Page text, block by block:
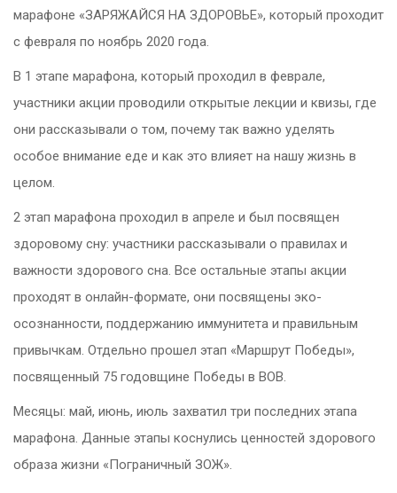
марафоне «ЗАРЯЖАЙСЯ НА ЗДОРОВЬЕ», который проходит
с февраля по ноябрь 2020 года.
В 1 этапе марафона, который проходил в феврале,
участники акции проводили открытые лекции и квизы, где
они рассказывали о том, почему так важно уделять
особое внимание еде и как это влияет на нашу жизнь в
целом.
2 этап марафона проходил в апреле и был посвящен
здоровому сну: участники рассказывали о правилах и
важности здорового сна. Все остальные этапы акции
проходят в онлайн-формате, они посвящены эко-
осознанности, поддержанию иммунитета и правильным
привычкам. Отдельно прошел этап «Маршрут Победы»,
посвященный 75 годовщине Победы в ВОВ.
Месяцы: май, июнь, июль захватил три последних этапа
марафона. Данные этапы коснулись ценностей здорового
образа жизни «Пограничный ЗОЖ».